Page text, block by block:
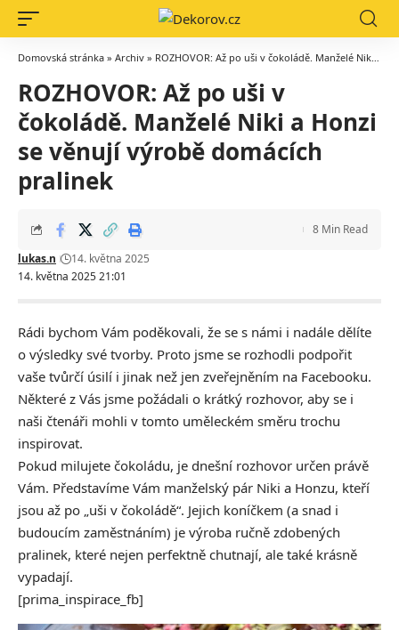
Domovská stránka » Archiv » ROZHOVOR: Až po uši v čokoládě. Manželé Niki a Honzi se věnují výrobě domácích pralinek
ROZHOVOR: Až po uši v
čokoládě. Manželé Niki a Honzi
se věnují výrobě domácích
pralinek
14. května 2025 21:01
lukas.n 14. května 2025
8 Min Read
Rádi bychom Vám poděkovali, že se s námi i nadále dělíte
o výsledky své tvorby. Proto jsme se rozhodli podpořit
vaše tvůrčí úsilí i jinak než jen zveřejněním na Facebooku.
Některé z Vás jsme požádali o krátký rozhovor, aby se i
naši čtenáři mohli v tomto uměleckém směru trochu
inspirovat.
Pokud milujete čokoládu, je dnešní rozhovor určen právě
Vám. Představíme Vám manželský pár Niki a Honzu, kteří
jsou až po „uši v čokoládě“. Jejich koníčkem (a snad i
budoucím zaměstnáním) je výroba ručně zdobených
pralinek, které nejen perfektně chutnají, ale také krásně
vypadají.
[prima_inspirace_fb]